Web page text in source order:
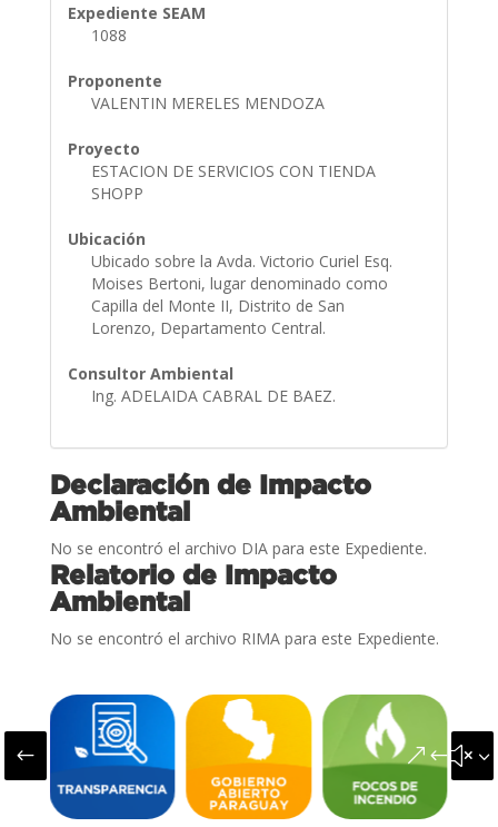
Expediente SEAM
1088
Proponente
VALENTIN MERELES MENDOZA
Proyecto
ESTACION DE SERVICIOS CON TIENDA
SHOPP
Ubicación
Ubicado sobre la Avda. Victorio Curiel Esq.
Moises Bertoni, lugar denominado como
Capilla del Monte II, Distrito de San
Lorenzo, Departamento Central.
Consultor Ambiental
Ing. ADELAIDA CABRAL DE BAEZ.
Declaración de Impacto
Ambiental
No se encontró el archivo DIA para este Expediente.
Relatorio de Impacto
Ambiental
No se encontró el archivo RIMA para este Expediente.
#